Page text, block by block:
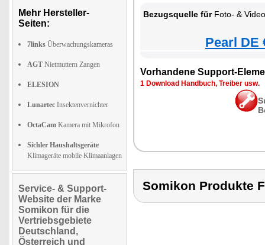
Mehr Hersteller-
Seiten:
7links Überwachungskameras
AGT Nietmuttern Zangen
ELESION
Lunartec Insektenvernichter
OctaCam Kamera mit Mikrofon
Sichler Haushaltsgeräte
Klimageräte mobile Klimaanlagen
Service- & Support-
Website der Marke
Somikon für die
Vertriebsgebiete
Deutschland,
Österreich und
Bezugsquelle fürFoto- &
Pearl DE
Vorhandene Support-
1 Download Handbuch, Treiber usw.
Somikon Produkte